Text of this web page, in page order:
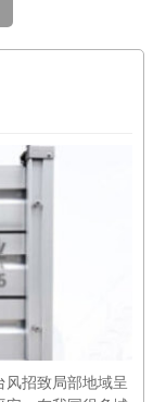
风招致局部地域呈